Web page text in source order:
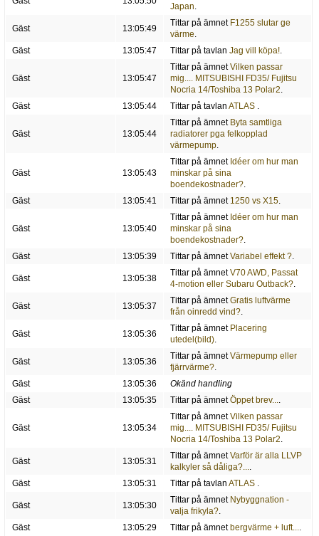
Japan.
Gäst 13:05:49
Tittar på ämnet F1255 slutar ge
värme.
Gäst
13:05:47 Tittar på tavlan Jag vill köpa!.
Gäst 13:05:47
Tittar på ämnetVilken passar
mig.... MITSUBISHI FD35/ Fujitsu
Nocria 14/Toshiba 13 Polar2.
Gäst
13:05:44 Tittar på tavlan ATLAS .
Gäst 13:05:44
Tittar på ämnet Byta samtliga
radiatorer pga felkopplad
värmepump.
Gäst 13:05:43
Tittar på ämnet Idéer om hur man
minskar på sina
boendekostnader?.
Gäst
13:05:41 Tittar på ämnet 1250 vs X15.
Gäst 13:05:40
Tittar på ämnet Idéer om hur man
minskar på sina
boendekostnader?.
Gäst
13:05:39 Tittar på ämnetVariabel effekt ?.
Gäst 13:05:38
Tittar på ämnetV70 AWD, Passat
4-motion eller Subaru Outback?.
Gäst 13:05:37
Tittar på ämnetGratis luftvärme
från oinredd vind?.
Gäst 13:05:36
Tittar på ämnet Placering
utedel(bild).
Gäst 13:05:36
Tittar på ämnetVärmepump eller
fjärrvärme?.
Gäst
13:05:36
Okänd handling
Gäst
13:05:35 Tittar på ämnetÖppet brev....
Gäst 13:05:34
Tittar på ämnetVilken passar
mig.... MITSUBISHI FD35/ Fujitsu
Nocria 14/Toshiba 13 Polar2.
Gäst 13:05:31
Tittar på ämnetVarför är alla LLVP
kalkyler så dåliga?....
Gäst
13:05:31 Tittar på tavlan ATLAS .
Gäst 13:05:30
Tittar på ämnet Nybyggnation -
valja frikyla?.
Gäst
13:05:29 Tittar på ämnet bergvärme + luft....